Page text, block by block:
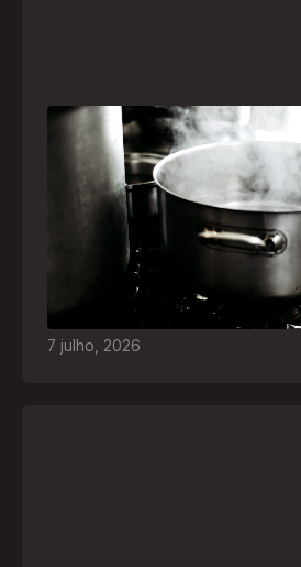
Frio leva brasileiros a
aquecer e aumenta risco de
dentro de casa
O inverno chegou e, com ele,
para espantar o frio voltam a ser
quais são os riscos e como agir
7 julho, 2026